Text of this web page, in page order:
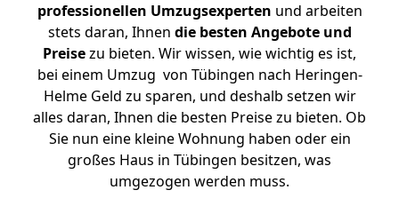
professionellen Umzugsexperten und arbeiten
stets daran, Ihnen die besten Angebote und
Preisezu bieten. Wir wissen, wie wichtig es ist,
bei einem Umzug von Tübingen nach Heringen-
Helme Geld zu sparen, und deshalb setzen wir
alles daran, Ihnen die besten Preise zu bieten. Ob
Sie nun eine kleine Wohnung haben oder ein
großes Haus in Tübingen besitzen, was
umgezogen werden muss.